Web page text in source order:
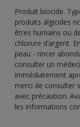
Produit biocide.
produits algicides
êtres humains ou
chlorure d’argent.
peau - rincer
consulter un
immédiatement
merci de consulter
avec précaution.
les informations